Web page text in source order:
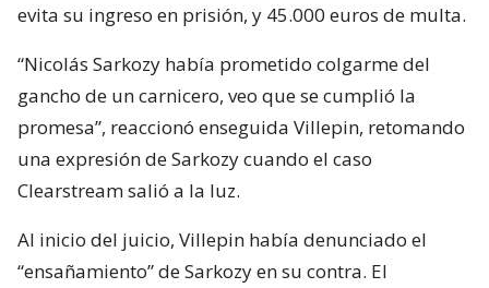
evita su ingreso en prisión, y 45.000 euros de multa.
“Nicolás Sarkozy había prometido colgarme del
gancho de un carnicero, veo que se cumplió la
promesa”, reaccionó enseguida Villepin, retomando
una expresión de Sarkozy cuando el caso
Clearstream salió a la luz.
Al inicio del juicio, Villepin había denunciado el
“ensañamiento” de Sarkozy en su contra. El